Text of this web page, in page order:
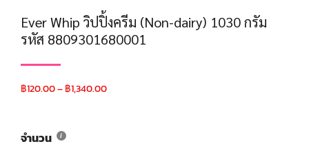
Ever Whip วิปปิ้งครีม (Non-dairy) 1030 กรัม
รหัส 8809301680001
฿120.00–฿1,340.00
จำนวน